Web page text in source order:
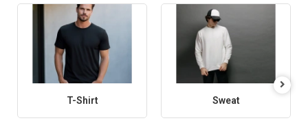
T-Shirt Sweat